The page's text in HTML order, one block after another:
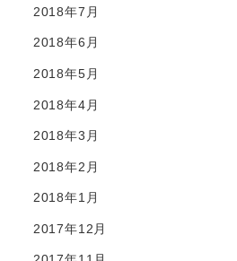
2018年7月
2018年6月
2018年5月
2018年4月
2018年3月
2018年2月
2018年1月
2017年12月